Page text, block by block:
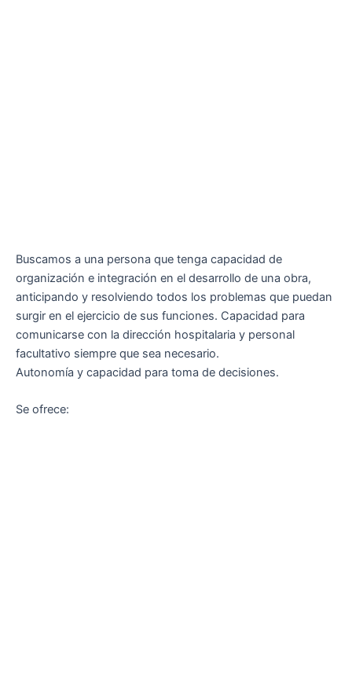
Buscamos a una persona que tenga capacidad de
organización e integración en el desarrollo de una obra,
anticipando y resolviendo todos los problemas que puedan
surgir en el ejercicio de sus funciones. Capacidad para
comunicarse con la dirección hospitalaria y personal
facultativo siempre que sea necesario.
Autonomía y capacidad para toma de decisiones.
Se ofrece: